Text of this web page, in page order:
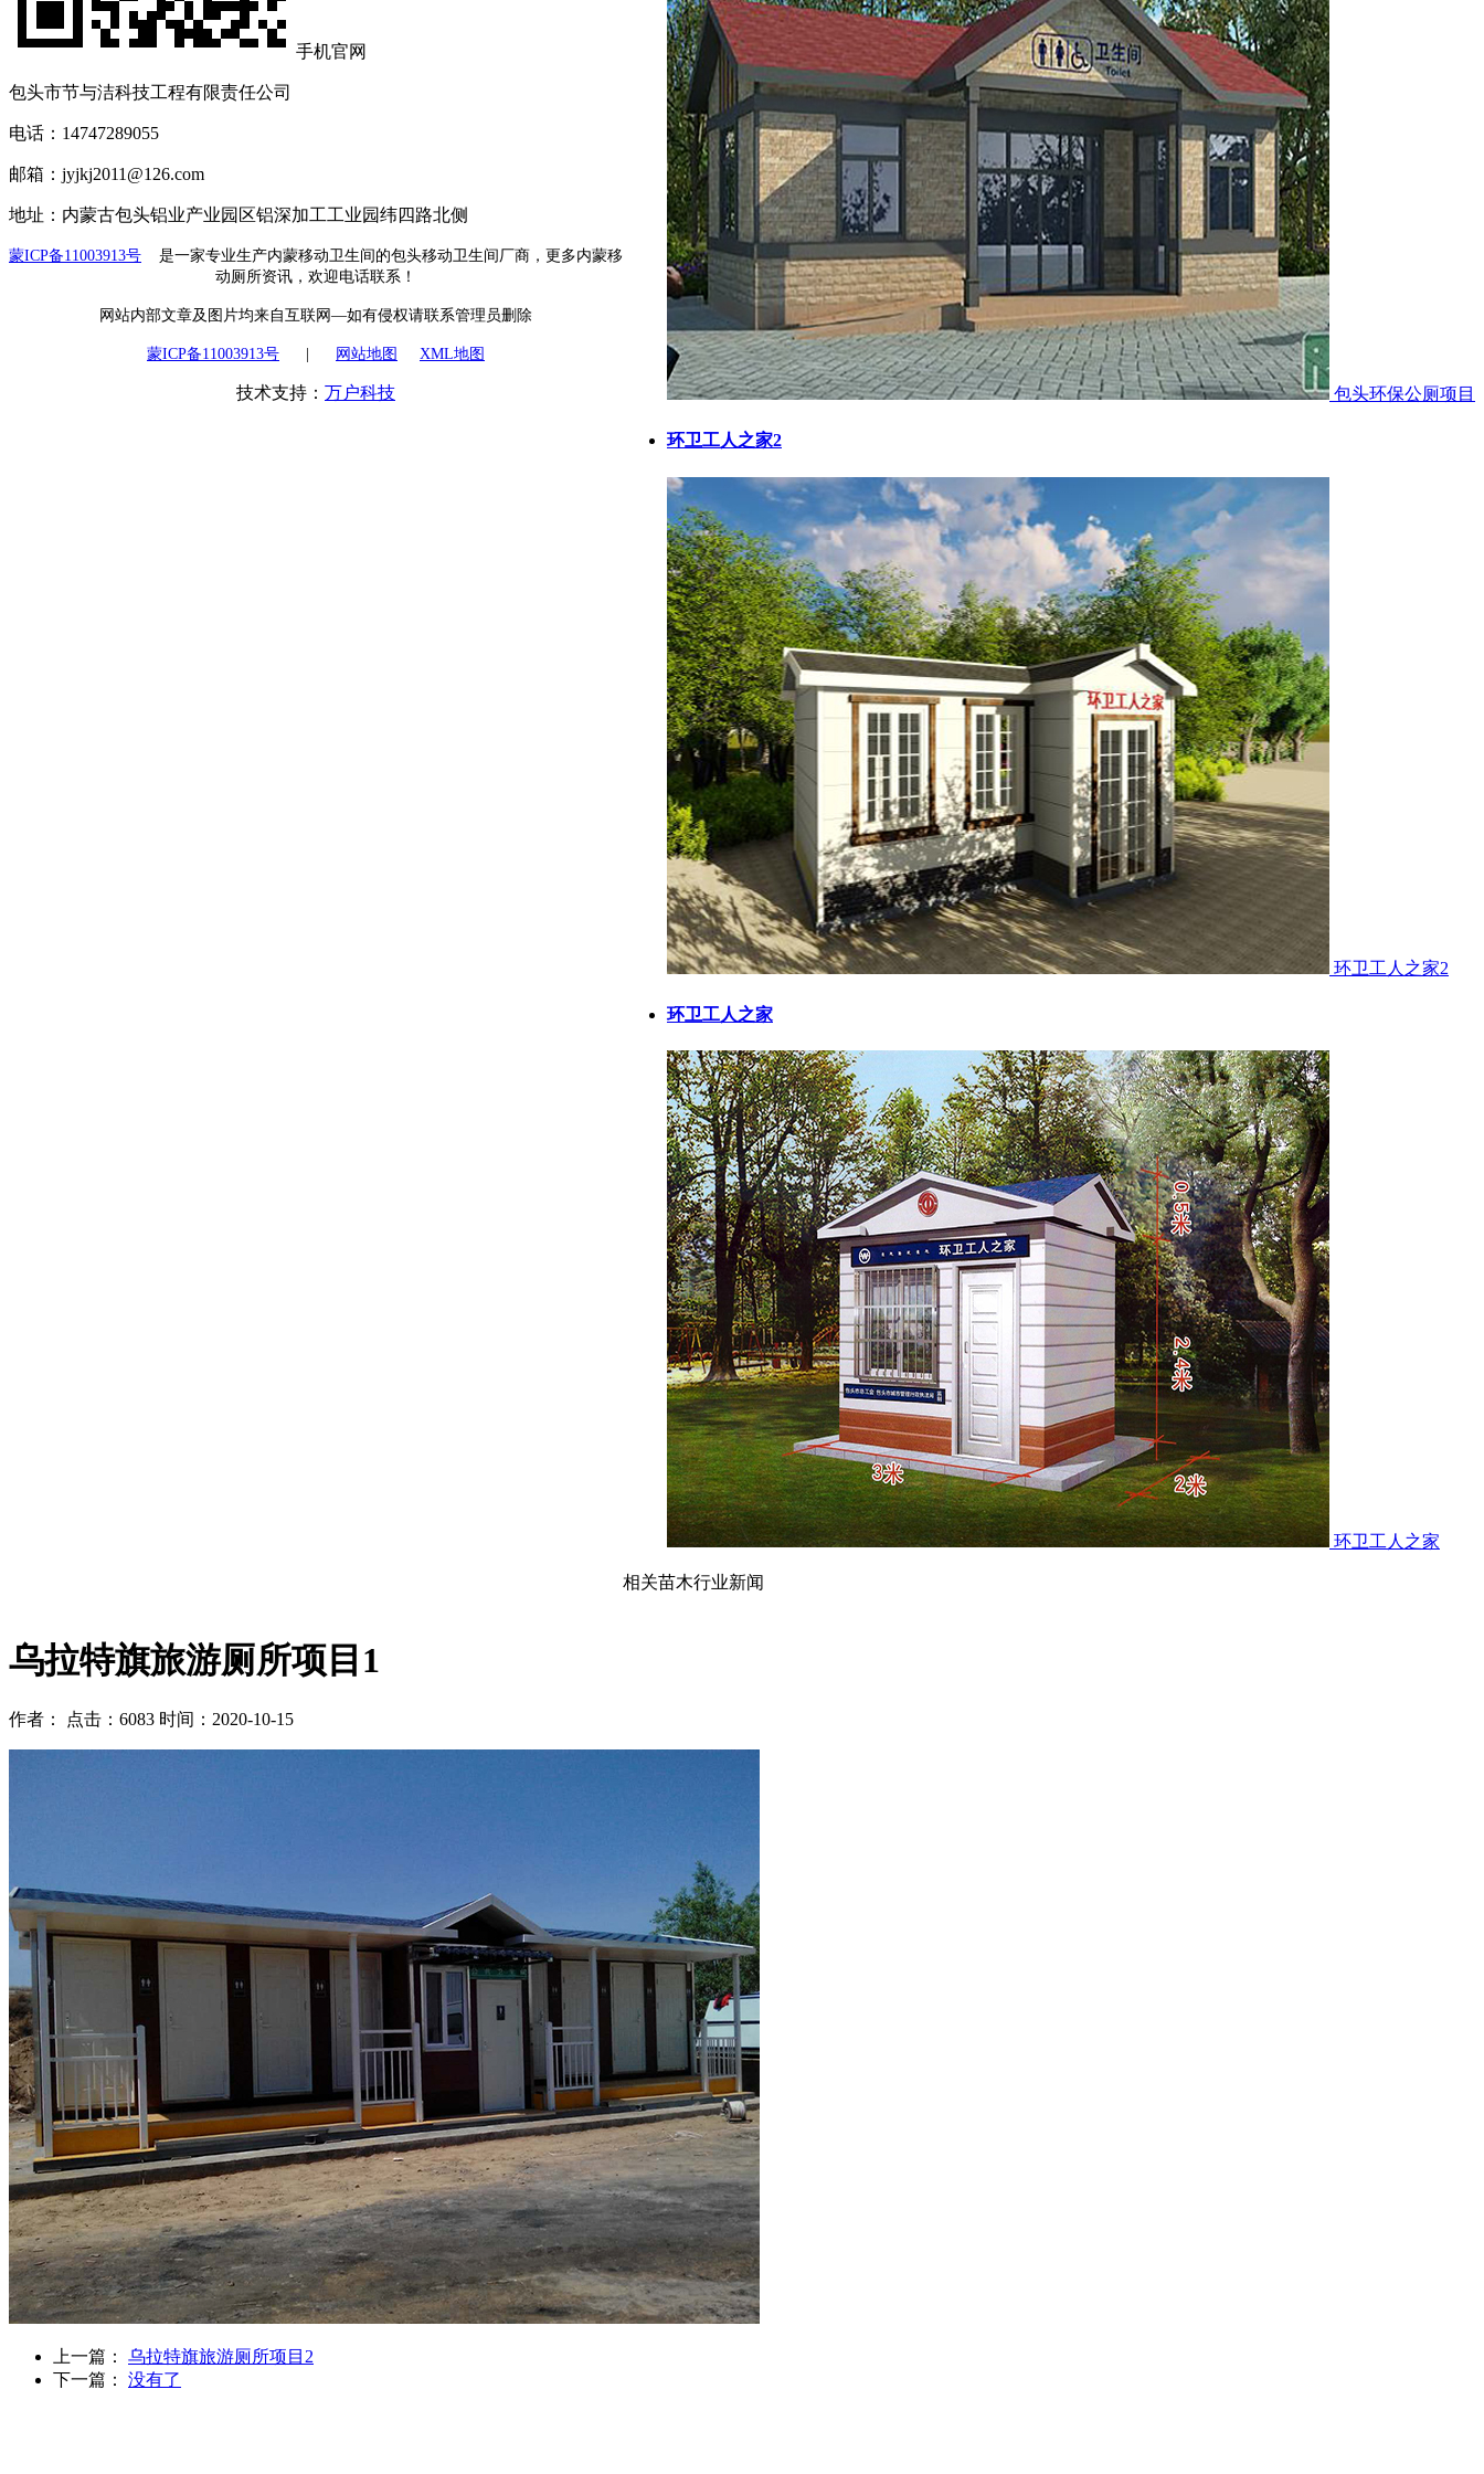
包头环保公厕项目
环卫工人之家2
环卫工人之家2
环卫工人之家
环卫工人之家
相关苗木行业新闻
乌拉特旗旅游厕所项目1
作者： 点击：6083 时间：2020-10-15
上一篇： 乌拉特旗旅游厕所项目2
下一篇： 没有了
手机官网
包头市节与洁科技工程有限责任公司
电话：14747289055
邮箱：jyjkj2011@126.com
地址：内蒙古包头铝业产业园区铝深加工工业园纬四路北侧
蒙ICP备11003913号 是一家专业生产内蒙移动卫生间的包头移动卫生间厂商，更多内蒙移
动厕所资讯，欢迎电话联系！
网站内部文章及图片均来自互联网—如有侵权请联系管理员删除
蒙ICP备11003913号 网站地图 XML地图
技术支持： 万户科技